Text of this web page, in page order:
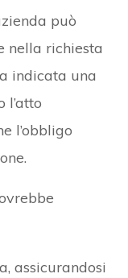
può
nella richiesta
indicata una
l’atto
l’obbligo
assicurandosi